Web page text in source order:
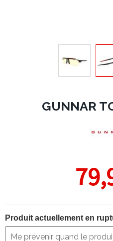
GUNNAR
Produit actuellement en